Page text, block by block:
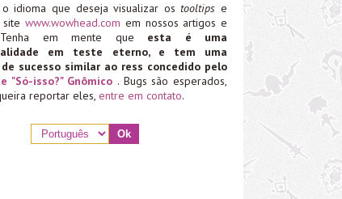
o idioma que deseja visualizar ostooltips e
sitewww.wowhead.com em nossos artigos e
em mente que esta é uma
em teste eterno, e tem uma
sucesso similar ao ress concedido pelo
"Só-isso?" Gnômico . Bugs são esperados,
reportar eles, entre em contato.